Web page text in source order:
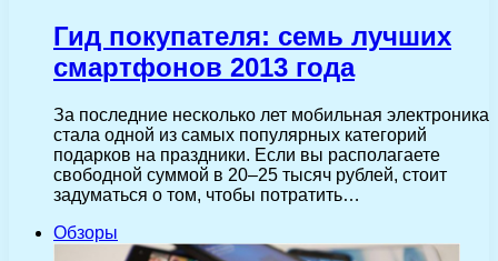
Гид покупателя: семь лучших
смартфонов 2013 года
За последние несколько лет мобильная электроника
стала одной из самых популярных категорий
подарков на праздники. Если вы располагаете
свободной суммой в 20–25 тысяч рублей, стоит
задуматься о том, чтобы потратить…
Обзоры